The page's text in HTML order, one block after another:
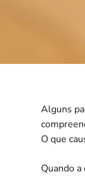
Alguns
O que
Quando